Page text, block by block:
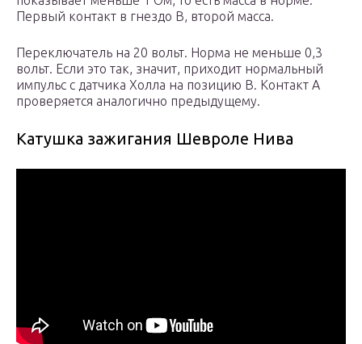
Первый контакт в гнездо В, второй масса.
Переключатель на 20 вольт. Норма не меньше 0,3
вольт. Если это так, значит, приходит нормальный
импульс с датчика Холла на позицию В. Контакт А
проверяется аналогично предыдущему.
Катушка зажигания Шевроле Нива